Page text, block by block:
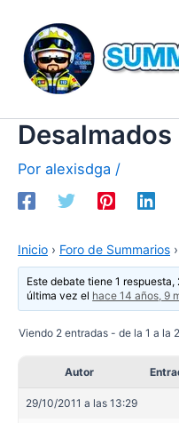
contenido
Desalmados
Por alexisdga /
Inicio › Foro de Summarios ›
Este debate tiene 1
última vez el hace 14 años, 9
Viendo 2 entradas - de la 1 a la
Autor
29/10/2011 a las 13:29